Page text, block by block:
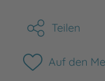
Teilen
Auf den